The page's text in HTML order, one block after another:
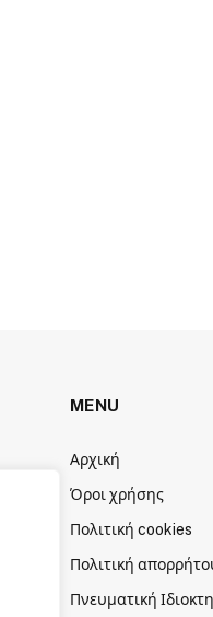
MENU
Αρχική
Όροι χρήσης
Πολιτική cookies
Πολιτική
Πνευματική